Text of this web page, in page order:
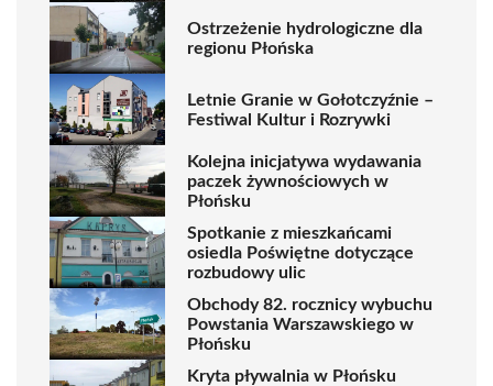
Ostrzeżenie hydrologiczne dla
regionu Płońska
Letnie Granie w Gołotczyźnie –
Festiwal Kultur i Rozrywki
Kolejna inicjatywa wydawania
paczek żywnościowych w
Płońsku
Spotkanie z mieszkańcami
osiedla Poświętne dotyczące
rozbudowy ulic
Obchody 82. rocznicy wybuchu
Powstania Warszawskiego w
Płońsku
Kryta pływalnia w Płońsku